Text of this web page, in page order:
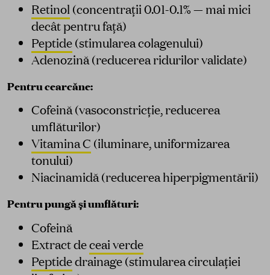
Retinol(concentrații 0.01-0.1% — mai mici
decât pentru față)
Peptide(stimularea colagenului)
Adenozină (reducerea ridurilor validate)
Pentru cearcăne:
Cofeină (vasoconstricție, reducerea
umflăturilor)
Vitamina C (iluminare, uniformizarea
tonului)
Niacinamidă (reducerea hiperpigmentării)
Pentru pungă și umflături:
Cofeină
Extract deceai verde
Peptidedrainage (stimularea circulației